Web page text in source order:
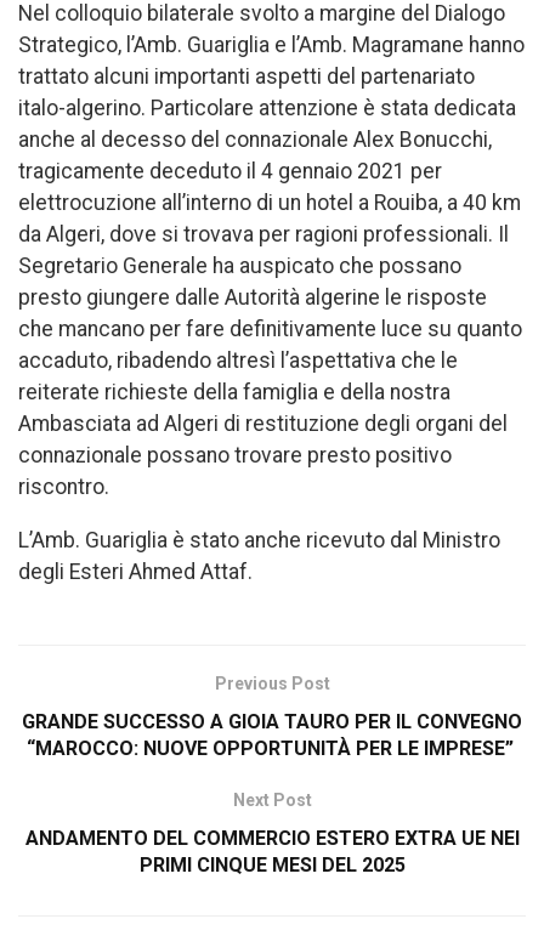
Nel colloquio bilaterale svolto a margine del Dialogo
Strategico, l’Amb. Guariglia e l’Amb. Magramane hanno
trattato alcuni importanti aspetti del partenariato
italo-algerino. Particolare attenzione è stata dedicata
anche al decesso del connazionale Alex Bonucchi,
tragicamente deceduto il 4 gennaio 2021 per
elettrocuzione all’interno di un hotel a Rouiba, a 40 km
da Algeri, dove si trovava per ragioni professionali. Il
Segretario Generale ha auspicato che possano
presto giungere dalle Autorità algerine le risposte
che mancano per fare definitivamente luce su quanto
accaduto, ribadendo altresì l’aspettativa che le
reiterate richieste della famiglia e della nostra
Ambasciata ad Algeri di restituzione degli organi del
connazionale possano trovare presto positivo
riscontro.
L’Amb. Guariglia è stato anche ricevuto dal Ministro
degli Esteri Ahmed Attaf.
Previous Post
GRANDE SUCCESSO A GIOIA TAURO PER IL CONVEGNO
“MAROCCO: NUOVE OPPORTUNITÀ PER LE IMPRESE”
Next Post
ANDAMENTO DEL COMMERCIO ESTERO EXTRA UE NEI
PRIMI CINQUE MESI DEL 2025